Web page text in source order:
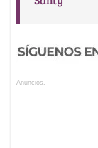
Anuncios.